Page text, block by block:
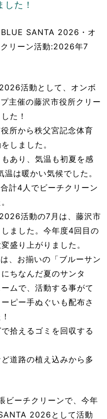
た！
BLUE SANTA 2026・オ
リーン活動:2026年7
活動として、オンボ
主催の藤沢市役所クリー
た！
所から秩父宮記念体育
しました。
あり、気温も初夏を感
は暖かい気候でした。
計4人でビーチクリーン
活動の7月は、藤沢市
ました。今年度4回目の
盛り上がりました。
、お揃いの「ブルーサン
ちなんだ夏のサンタ
ムで、活動する事がて
ピー手ぬぐいも配布さ
拾えるゴミを回収する
道路の植え込みから多
ビーチクリーンで、今年
2026として活動